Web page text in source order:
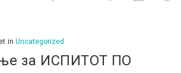
in Uncategorized
за ИСПИТОТ ПО